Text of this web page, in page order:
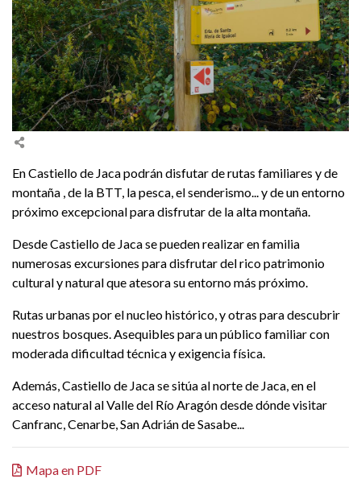
En Castiello de Jaca podrán disfutar de rutas familiares y de
montaña , de la BTT, la pesca, el senderismo... y de un entorno
próximo excepcional para disfrutar de la alta montaña.
Desde Castiello de Jaca se pueden realizar en familia
numerosas excursiones para disfrutar del rico patrimonio
cultural y natural que atesora su entorno más próximo.
Rutas urbanas por el nucleo histórico, y otras para descubrir
nuestros bosques. Asequibles para un público familiar con
moderada dificultad técnica y exigencia física.
Además, Castiello de Jaca se sitúa al norte de Jaca, en el
acceso natural al Valle del Río Aragón desde dónde visitar
Canfranc, Cenarbe, San Adrián de Sasabe...
Mapa en PDF